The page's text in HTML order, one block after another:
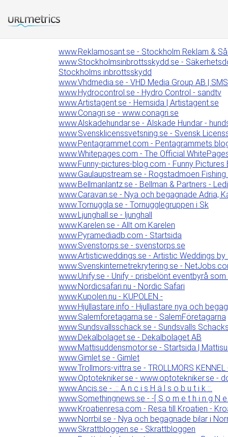
www.Reklamosant.se - Stockholm Reklam &
www.Stockholmsinbrottsskydd.se -
Stockholms inbrottsskydd
www.Vhdmedia.se - VHD Media Group AB |
www.Hydrocontrol.se - Hydro Control - sandtv
www.Artistagent.se - Hemsida | Artistagent.se
www.Conagri.se - www.conagri.se
www.Alskadehundar.se - Älskade Hundar -
www.Svensklicenssvetsning.se - Svensk
www.Pentagrammet.com - Pentagrammets
www.Whitepages.com - The Official
www.Funny-pictures-blog.com - Funny Pictures
www.Gaulaupstream.se - Rogstadmoen
www.Bellmanlantz.se - Bellman & Partners -
www.Caravan.se - Nya och begagnade Adria,
www.Tornuggla.se - Tornugglegruppen i Sk
www.Ljunghall.se - ljunghall
www.Karelen.se - Allt om Karelen
www.Pyramediadb.com - Startsida
www.Svenstorps.se - svenstorps.se
www.Artisticweddings.se - Artistic Weddings by
www.Svenskinternetrekrytering.se -
www.Unify.se - Unify - prisbelönt eventbyrå
www.Nordicsafari.nu - Nordic Safari
www.Kupolen.nu - KUPOLEN -
www.Hjullastare.info - Hjullastare nya och
www.Salemforetagarna.se - SalemFöretagarna
www.Sundsvallsschack.se - Sundsvalls
www.Dekalbolaget.se - Dekalbolaget AB
www.Mattisuddensmotor.se - Startsida |
www.Gimlet.se - Gimlet
www.Trollmors-vittra.se - TROLLMORS
www.Optotekniker.se - www.optotekniker.se -
www.Ancis.se - .:: A n c i s H ä l s o b u t i k ::.
www.Somethingnews.se - -[ S o m e t h i n g N
www.Kroatienresa.com - Resa till Kroatien -
www.Norrbil.se - Nya och begagnade bilar i
www.Skrattbloggen.se - Skrattbloggen